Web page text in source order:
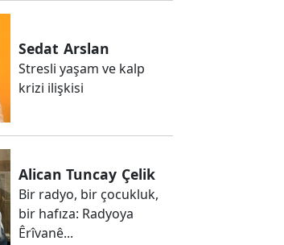
Sedat Arslan
Stresli yaşam ve kalp
krizi ilişkisi
Alican Tuncay Çelik
Bir radyo, bir çocukluk,
bir hafıza: Radyoya
Êrîvanê...